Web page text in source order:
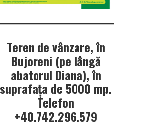
Teren de vânzare, în
Bujoreni (pe lângă
abatorul Diana), în
suprafața de 5000 mp.
Telefon
+40.742.296.579